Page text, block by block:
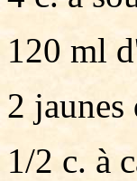
120 ml
2 jaunes
1/2 c. à